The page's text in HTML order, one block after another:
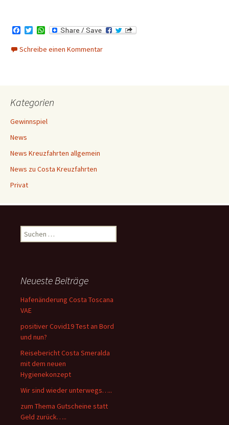
c
e
T
i
t
W
a
t
Schreibe einen Kommentar
Kategorien
Gewinnspiel
News
News Kreuzfahrten allgemein
News zu Costa Kreuzfahrten
Privat
Suchen
nach:
Neueste Beiträge
Hafenänderung Costa Toscana
VAE
positiver Covid19 Test an Bord
und nun?
Reisebericht Costa Smeralda
mit dem neuen
Hygienekonzept
Wir sind wieder unterwegs…..
zum Thema Gutscheine statt
Geld zurück…..